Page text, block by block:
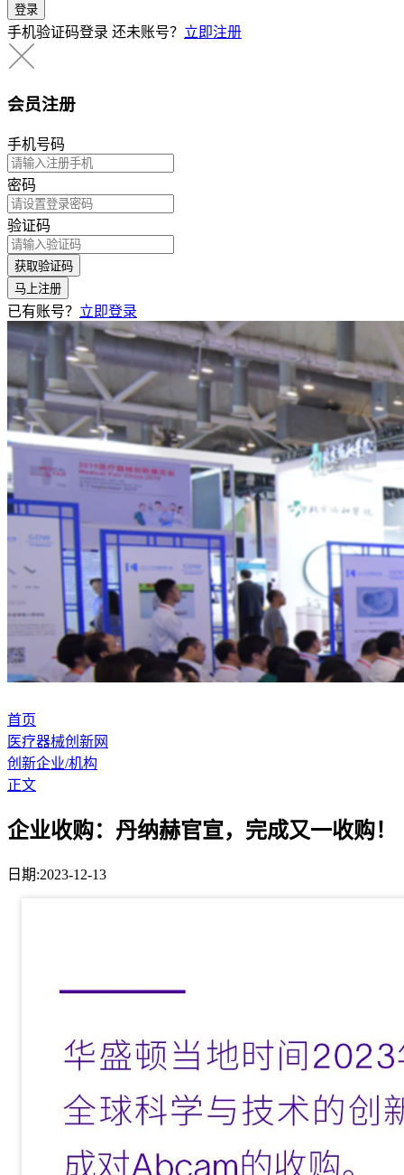
登录
手机验证码登录 还未账号？ 立即注册
会员注册
手机号码
密码
验证码
获取验证码
马上注册
已有账号？ 立即登录
首页
医疗器械创新网
创新企业/机构
正文
企业收购：丹纳赫官宣，完成又一收购！
日期:2023-12-13